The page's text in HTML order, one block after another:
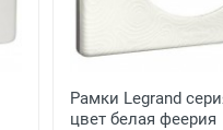
Рамки Legrand
цвет белая феерия